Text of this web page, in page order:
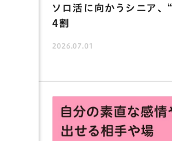
ソロ活に向かうシニア､
4割
2026.07.01